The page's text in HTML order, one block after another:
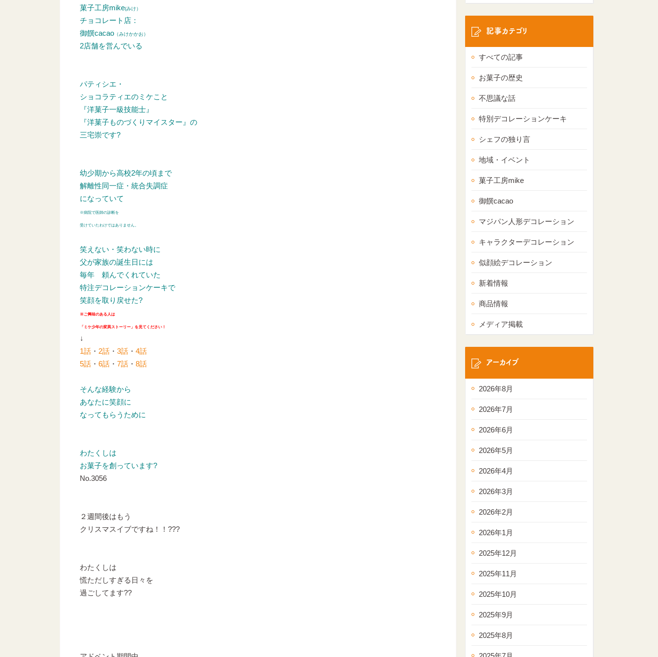
菓子工房mike(みけ）
チョコレート店：
御饌cacao （みけかかお）
2店舗を営んでいる
パティシエ・
ショコラティエのミケこと
『洋菓子一級技能士』
『洋菓子ものづくりマイスター』の
三宅崇です?
幼少期から高校2年の頃まで
解離性同一症・統合失調症
になっていて
※病院で医師の診断を
受けていたわけではありません。
笑えない・笑わない時に
父が家族の誕生日には
毎年 頼んでくれていた
特注デコレーションケーキで
笑顔を取り戻せた?
※ご興味のある人は
「ミケ少年の変異ストーリー」を見てください！
↓
1話 ・ 2話 ・ 3話 ・ 4話
5話 ・ 6話 ・ 7話 ・ 8話
そんな経験から
あなたに笑顔に
なってもらうために
わたくしは
お菓子を創っています?
No.3056
２週間後はもう
クリスマスイブですね！！???
わたくしは
慌ただしすぎる日々を
過ごしてます??
記事カテゴリ
すべての記事
お菓子の歴史
不思議な話
特別デコレーションケーキ
シェフの独り言
地域・イベント
菓子工房mike
御饌cacao
マジパン人形デコレーション
キャラクターデコレーション
似顔絵デコレーション
新着情報
商品情報
メディア掲載
アーカイブ
2026年8月
2026年7月
2026年6月
2026年5月
2026年4月
2026年3月
2026年2月
2026年1月
2025年12月
2025年11月
2025年10月
2025年9月
2025年8月